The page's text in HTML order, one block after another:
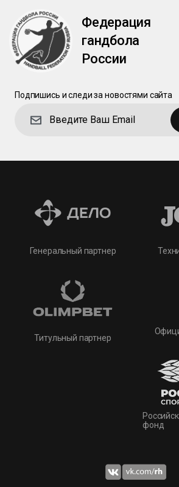
Федерация
гандбола
России
Подпишись и следи за новостями сайта
Генеральный партнер
Титульный партнер
фонд